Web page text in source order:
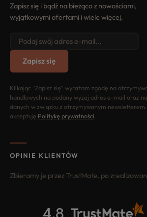
Zapisz się i bądź na bieżąco z nowościami,
wyjątkowymi ofertami i wiele więcej.
Zapisz się
Klikając "Zapisz się" wyrażam zgodę na
handlowych na podany wyżej adres e-mail oraz
danych w związku z otrzymywanym
akceptuję Politykę prywatności
OPINIE KLIENTÓW
Zbieramy je przez TrustMate, po